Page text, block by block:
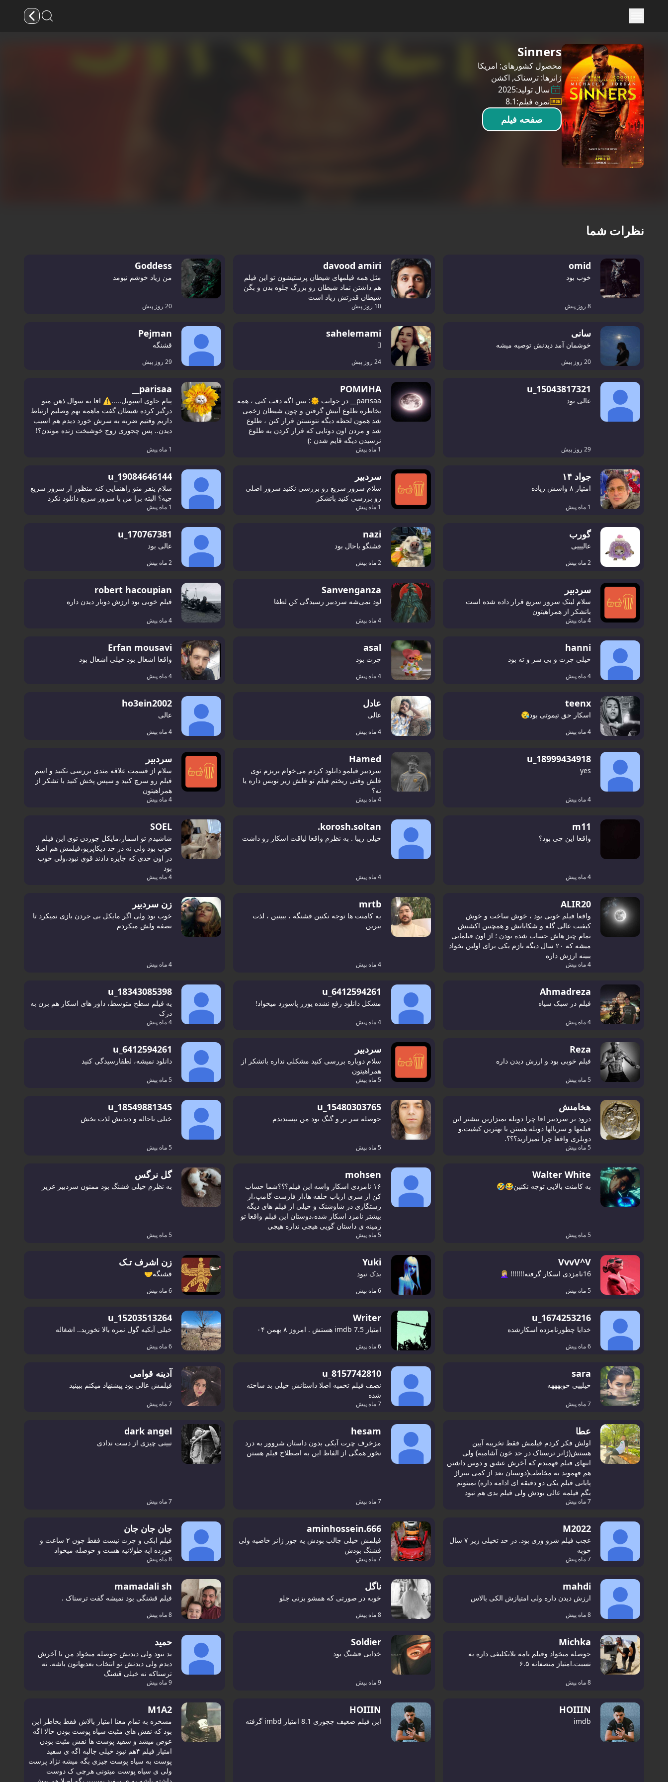
Sinners
محصول کشورهای: امریکا
ژانرها:ترسناک, اکشن
سال تولید:2025
نمره فیلم:8.1
صفحه فیلم
نظرات شما
omid
خوب بود
8 روز پیش
davood amiri
مثل همه فیلمهای شیطان پرستیشون تو این فیلم
هم داشتن نماد شیطان رو بزرگ جلوه بدن و بگن
شیطان قدرتش زیاد است
10 روز پیش
Goddess
من زیاد خوشم نیومد
20 روز پیش
سانی
خوشمان آمد دیدنش توصیه میشه
20 روز پیش
sahelemami
🫩
24 روز پیش
Pejman
قشنگه
29 روز پیش
u_15043817321
عالی بود
29 روز پیش
РОМИНА
parisaa__ در جوابت 🌞: ببین اگه دقت کنی ، همه
بخاطره طلوع آتیش گرفتن و چون شیطان زخمی
شد همون لحظه دیگه نتونستن فرار کنن ، طلوع
شد و مردن اون دوتایی که فرار کردن به طلوع
نرسیدن دیگه قایم شدن :)
1 ماه پیش
parisaa__
پیام حاوی اسپویل.....⚠️ اقا یه سوال ذهن منو
درگیر کرده شیطان گفت ماهمه بهم وصلیم ارتباط
داریم وقتیم ضربه به سرش خورد دیدم هم اسیب
دیدن.. پس چجوری زوج خوشبخت زنده موندن؟!
1 ماه پیش
جواد ۱۴
امتیاز ۸ واسش زیاده
1 ماه پیش
سردبیر
سلام سرور سریع رو بررسی نکنید سرور اصلی
رو بررسی کنید باتشکر
1 ماه پیش
u_19084646144
سلام ینفر منو راهنمایی کنه منظور از سرور سریع
چیه؟ البته برا من با سرور سریع دانلود نکرد
1 ماه پیش
گورب
عالیییی
2 ماه پیش
nazi
قشنگو باحال بود
2 ماه پیش
u_170767381
عالی بود
2 ماه پیش
سردبیر
سلام لینک سرور سریع قرار داده شده است
باتشکر از همراهیتون
4 ماه پیش
Sanvenganza
لود نمی‌شه سردبیر رسیدگی کن لطفا
4 ماه پیش
robert hacoupian
فیلم خوبی بود ارزش دوبار دیدن داره
4 ماه پیش
hanni
خیلی چرت و بی سر و ته بود
4 ماه پیش
asal
چرت بود
4 ماه پیش
Erfan mousavi
واقعا اشغال بود خیلی اشغال بود
4 ماه پیش
teenx
اسکار حق تیموتی بود😪
4 ماه پیش
عادل
عالی
4 ماه پیش
ho3ein2002
عالی
4 ماه پیش
u_18999434918
yes
4 ماه پیش
Hamed
سردبیر فیلمو دانلود کردم می‌خوام بریزم توی
فلش وقتی ریختم فیلم تو فلش زیر نویس داره یا
نه؟
4 ماه پیش
سردبیر
سلام از قسمت علاقه مندی بررسی نکنید و اسم
فیلم رو سرچ کنید و سپس پخش کنید با تشکر از
همراهیتون
4 ماه پیش
m11
واقعا این چی بود؟
4 ماه پیش
korosh.soltan.
خیلی زیبا . به نظرم واقعا لیاقت اسکار رو داشت
4 ماه پیش
SOEL
شاشیدم تو اسمار،مایکل جوردن توی این فیلم
خوب بود ولی نه در حد دیکاپریو،فیلمش هم اصلا
در اون حدی که جایزه دادند قوی نبود،ولی خوب
بود
4 ماه پیش
ALIR20
واقعا فیلم خوبی بود ، خوش ساخت و خوش
کیفیت عالی گله و شکایاتش و همچنین اکشنش
تمام چیز هاش حساب شده بودن ؛ از اون فیلمایی
میشه که ۲۰ سال دیگه بازم یکی برای اولین بخواد
ببینه ارزش داره
4 ماه پیش
mrtb
به کامنت ها توجه نکنین قشنگه ، ببینین ، لذت
ببرین
4 ماه پیش
زن سردبیر
خوب بود ولی اگر مایکل بی جردن بازی نمیکرد تا
نصفه ولش میکردم
4 ماه پیش
Ahmadreza
فیلم در سبک سیاه
4 ماه پیش
u_6412594261
مشکل دانلود رفع نشده یوزر پاسورد میخواد!
4 ماه پیش
u_18343085398
یه فیلم سطح متوسط، داور های اسکار هم برن به
درک
4 ماه پیش
Reza
فیلم خوبی بود و ارزش دیدن داره
5 ماه پیش
سردبیر
سلام دوباره بررسی کنید مشکلی نداره باتشکر از
همراهیتون
5 ماه پیش
u_6412594261
دانلود نمیشه، لطفارسیدگی کنید
5 ماه پیش
هخامنش
درود بر سردبیر اقا چرا دوبله نمیزارین بیشتر این
فیلمها و سریالها دوبله هستن با بهترین کیفیت.و
دوبلری واقعا چرا نمیزارید؟؟؟.
5 ماه پیش
u_15480303765
حوصله سر بر و گنگ بود من نپسندیدم
5 ماه پیش
u_18549881345
خیلی باحاله و دیدنش لذت بخش
5 ماه پیش
Walter White
به کامنت بالایی توجه نکنین😂🤣
5 ماه پیش
mohsen
۱۶ نامزدی اسکار واسه این فیلم؟؟؟شما حساب
کن از سری ارباب حلقه ها،از فارست گامپ،از
رستگاری در شاوشنک و خیلی از فیلم های دیگه
بیشتر نامزد اسکار شده،دوستان این فیلم واقعا تو
زمینه ی داستان گویی هیچی نداره هیچی
5 ماه پیش
گل نرگس
به نظرم خیلی قشنگ بود ممنون سردبیر عزیز
5 ماه پیش
VvvV^V
16نامزدی اسکار گرفتە!!!!!!! 🤦🏼‍♀️
5 ماه پیش
Yuki
بدک نبود
6 ماه پیش
زن اشرف تـک
قشنگه🤝
6 ماه پیش
u_1674253216
خدایا چطورنامزده اسکارشده
6 ماه پیش
Writer
امتیاز imdb 7.5 هستش . امروز ۸ بهمن ۰۴
6 ماه پیش
u_15203513264
خیلی آبکیه گول نمره بالا نخورید.. اشغاله
6 ماه پیش
sara
خیلییی خوبهههه
7 ماه پیش
u_8157742810
نصف فیلم تخمیه اصلا داستانش خیلی بد ساخته
شده
7 ماه پیش
آدینه قوامی
فیلمش عالی بود پیشنهاد میکنم ببینید
7 ماه پیش
عطا
اولش فکر کردم فیلمش فقط تخریبه آیین
هستش(ژانر ترسناک در حد خون آشامیه) ولی
انتهای فیلم فهمیدم که آخرش عشق و دوس داشتن
هم فهموند به مخاطب(دوستان بعد از کمی تیتراژ
پایانی فیلم یکی دو دقیقه ای ادامه داره) نمیتونم
بگم فیلمه عالی بودش ولی فیلم بدی هم نبود
7 ماه پیش
hesam
مزخرف چرت آبکی بدون داستان شروور به درد
نخور همگی از الفاظ این به اصطلاح فیلم هستن
7 ماه پیش
dark angel
نبینی چیزی از دست ندادی
7 ماه پیش
M2022
عجب فیلم شرو وری بود. در حد تخیلی زیر ۷ سال
خوبه
7 ماه پیش
aminhossein.666
فیلمش خیلی جالب بودش یه جور ژانر خاصیه ولی
قشنگ بودش
7 ماه پیش
جان جان جان
فیلم ابکی و چرت نیست فقط چون ۲ ساعت و
خورده ایه طولانیه هست و حوصله میخواد
8 ماه پیش
mahdi
ارزش دیدن داره ولی امتیازش الکی بالاس
8 ماه پیش
ناگل
خوبه در صورتی که همشو بزنی جلو
8 ماه پیش
mamadali sh
فیلم قشنگی بود نمیشه گفت ترسناک .
8 ماه پیش
Michka
حوصله میخواد وفیلم نامه بلاتکلیفی داره به
نسبت.امتیاز منصفانه ۶.۵
8 ماه پیش
Soldier
خدایی قشنگ بود
9 ماه پیش
حمید
بد نبود ولی دیدنش حوصله میخواد من تا آخرش
دیدم ولی دیدنش تو انتخاب بعدیهاتون باشه. نه
ترسناکه نه خیلی قشنگ
9 ماه پیش
HOIIIN
imdb
HOIIIN
این فیلم ضعیف چجوری 8.1 امتیاز imbd گرفته
M1A2
مسخره به تمام معنا امتیاز بالاش فقط بخاطر این
بود که نقش های مثبت سیاه پوست بودن حالا اگه
عوض میشد و سفید پوست ها نقش مثبت بودن
امتیاز فیلم ۴هم نبود خیلی جالبه اگه ی سفید
پوست به سیاه پوست چیزی بگه میشه نژاد پرست
ولی ی سیاه پوست میتونی هرچی ک دوست